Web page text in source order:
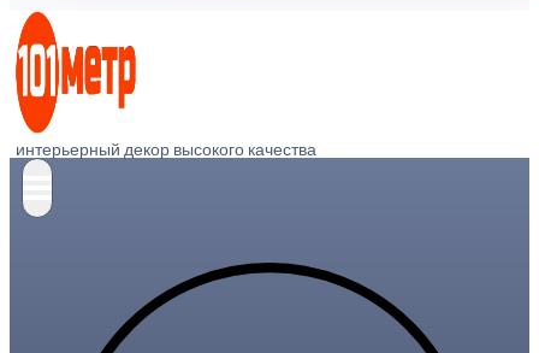
интерьерный декор высокого качества